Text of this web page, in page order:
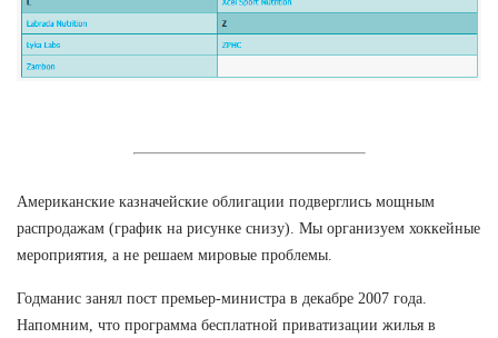
Американские казначейские облигации подверглись мощным
распродажам (график на рисунке снизу). Мы организуем хоккейные
мероприятия, а не решаем мировые проблемы.
Годманис занял пост премьер-министра в декабре 2007 года.
Напомним, что программа бесплатной приватизации жилья в